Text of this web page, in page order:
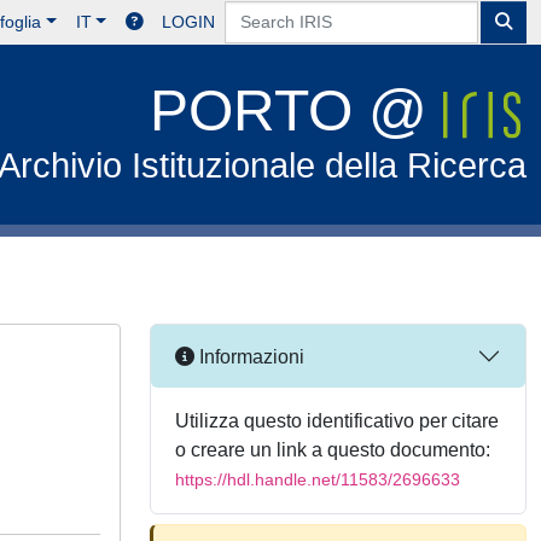
IT LOGIN
PORTO @
Istituzionale della Ricerca
Informazioni
Utilizza questo identificativo per citare
o creare un link a questo documento:
https://hdl.handle.net/11583/2696633